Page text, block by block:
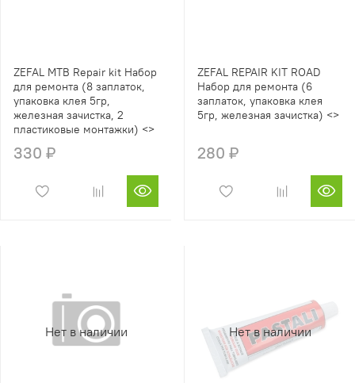
ZEFAL MTB Repair kit Набор
для ремонта (8 заплаток,
упаковка клея 5гр,
железная зачистка, 2
пластиковые монтажки) <>
330 ₽
ZEFAL REPAIR KIT ROAD
Набор для ремонта (6
заплаток, упаковка клея
5гр, железная зачистка) <>
280 ₽
Нет в наличии Нет в наличии